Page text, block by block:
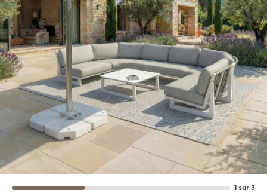
1 sur 3